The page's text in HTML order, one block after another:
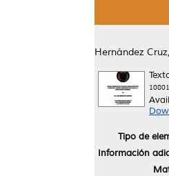
Hernández
Tipo de
Información